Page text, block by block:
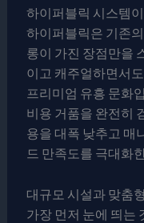
하이퍼블릭 시스템
하이퍼블릭은 기존
롱이 가진 장점만을
이고 캐주얼하면서
프리미엄 유흥 문화
비용 거품을 완전히
용을 대폭 낮추고 매
드 만족도를 극대화
대규모 시설과 맞춤
가장 먼저 눈에 띄는